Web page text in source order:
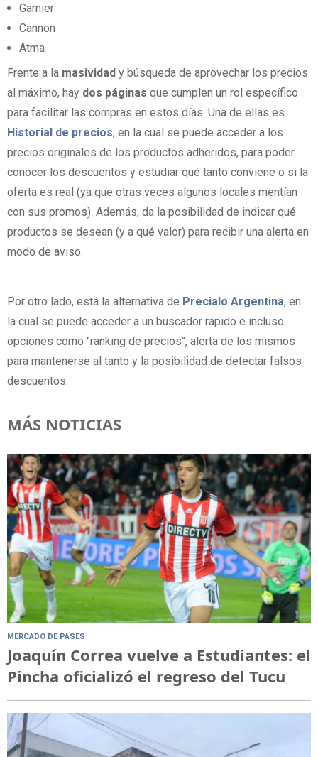
Garnier
Cannon
Atma
Frente a la masividad y búsqueda de aprovechar los precios
al máximo, hay dos páginas que cumplen un rol específico
para facilitar las compras en estos días. Una de ellas es
Historial de precios, en la cual se puede acceder a los
precios originales de los productos adheridos, para poder
conocer los descuentos y estudiar qué tanto conviene o si la
oferta es real (ya que otras veces algunos locales mentían
con sus promos). Además, da la posibilidad de indicar qué
productos se desean (y a qué valor) para recibir una alerta en
modo de aviso.
Por otro lado, está la alternativa de Precialo Argentina, en
la cual se puede acceder a un buscador rápido e incluso
opciones como "ranking de precios", alerta de los mismos
para mantenerse al tanto y la posibilidad de detectar falsos
descuentos.
MÁS NOTICIAS
MERCADO DE PASES
Joaquín Correa vuelve a Estudiantes: el
Pincha oficializó el regreso del Tucu